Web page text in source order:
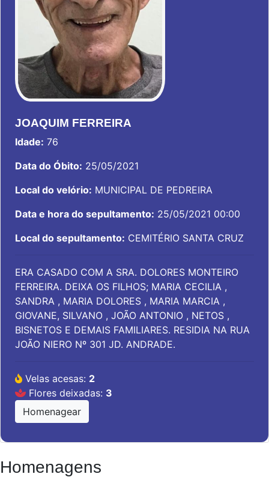
JOAQUIM FERREIRA
Idade: 76
Data do Óbito: 25/05/2021
Local do velório: MUNICIPAL DE PEDREIRA
Data e hora do sepultamento: 25/05/2021 00:00
Local do sepultamento: CEMITÉRIO SANTA CRUZ
ERA CASADO COM A SRA. DOLORES MONTEIRO
FERREIRA. DEIXA OS FILHOS; MARIA CECILIA ,
SANDRA , MARIA DOLORES , MARIA MARCIA ,
GIOVANE, SILVANO , JOÃO ANTONIO , NETOS ,
BISNETOS E DEMAIS FAMILIARES. RESIDIA NA RUA
JOÃO NIERO Nº 301 JD. ANDRADE.
Velas acesas: 2
Flores deixadas: 3
Homenagear
Homenagens